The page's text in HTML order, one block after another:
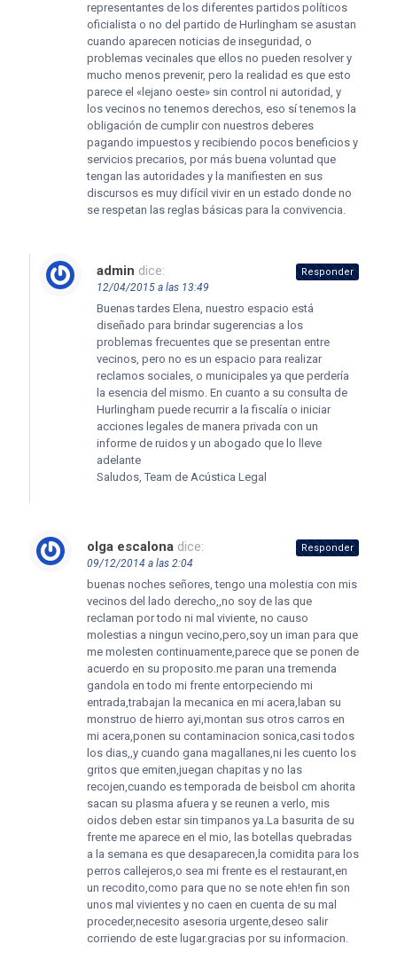
representantes de los diferentes partidos políticos
oficialista o no del partido de Hurlingham se asustan
cuando aparecen noticias de inseguridad, o
problemas vecinales que ellos no pueden resolver y
mucho menos prevenir, pero la realidad es que esto
parece el «lejano oeste» sin control ni autoridad, y
los vecinos no tenemos derechos, eso sí tenemos la
obligación de cumplir con nuestros deberes
pagando impuestos y recibiendo pocos beneficios y
servicios precarios, por más buena voluntad que
tengan las autoridades y la manifiesten en sus
discursos es muy difícil vivir en un estado donde no
se respetan las reglas básicas para la convivencia.
admin dice:
12/04/2015 a las 13:49
Buenas tardes Elena, nuestro espacio está
diseñado para brindar sugerencias a los
problemas frecuentes que se presentan entre
vecinos, pero no es un espacio para realizar
reclamos sociales, o municipales ya que perdería
la esencia del mismo. En cuanto a su consulta de
Hurlingham puede recurrir a la fiscalía o iniciar
acciones legales de manera privada con un
informe de ruidos y un abogado que lo lleve
adelante
Saludos, Team de Acústica Legal
Responder
olga escalona dice:
09/12/2014 a las 2:04
buenas noches señores, tengo una molestia con mis
vecinos del lado derecho,,no soy de las que
reclaman por todo ni mal viviente, no causo
molestias a ningun vecino,pero,soy un iman para que
me molesten continuamente,parece que se ponen de
acuerdo en su proposito.me paran una tremenda
gandola en todo mi frente entorpeciendo mi
entrada,trabajan la mecanica en mi acera,laban su
monstruo de hierro ayi,montan sus otros carros en
mi acera,ponen su contaminacion sonica,casi todos
los dias,,y cuando gana magallanes,ni les cuento los
gritos que emiten,juegan chapitas y no las
recojen,cuando es temporada de beisbol cm ahorita
sacan su plasma afuera y se reunen a verlo, mis
oidos deben estar sin timpanos ya.La basurita de su
frente me aparece en el mio, las botellas quebradas
a la semana es que desaparecen,la comidita para los
perros callejeros,o sea mi frente es el restaurant,en
un recodito,como para que no se note eh!en fin son
unos mal vivientes y no caen en cuenta de su mal
proceder,necesito asesoria urgente,deseo salir
corriendo de este lugar.gracias por su informacion.
Responder